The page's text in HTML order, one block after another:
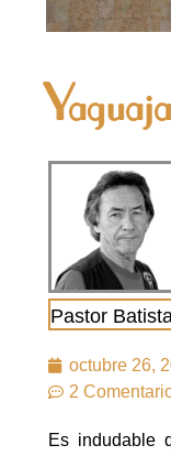
Pastor
octubre 26,
2
Es indudable